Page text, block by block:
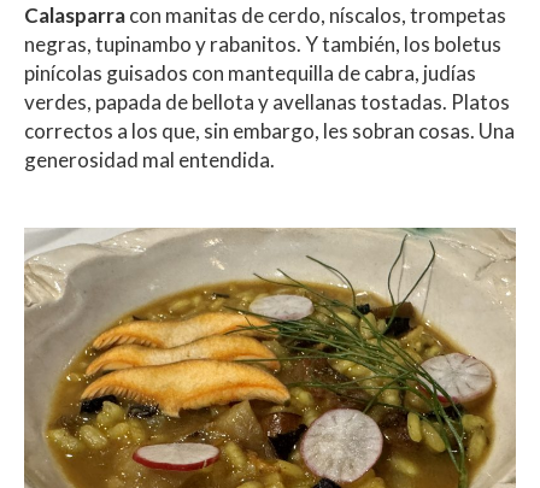
Calasparracon manitas de cerdo, níscalos, trompetas
negras, tupinambo y rabanitos. Y también, los boletus
pinícolas guisados con mantequilla de cabra, judías
verdes, papada de bellota y avellanas tostadas. Platos
correctos a los que, sin embargo, les sobran cosas. Una
generosidad mal entendida.